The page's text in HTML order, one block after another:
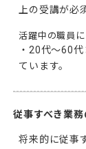
上の受講が必
活躍中の職員
・20代～60
ています。
従事すべき業
将来的に従事